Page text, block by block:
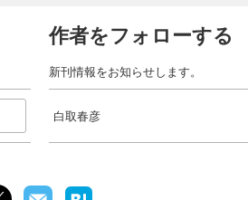
作者をフォローする
新刊情報をお知らせします。
白取春彦